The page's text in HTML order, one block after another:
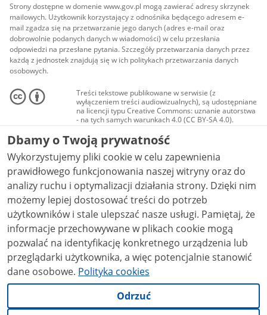
Strony dostępne w domenie www.gov.pl mogą zawierać adresy skrzynek
mailowych. Użytkownik korzystający z odnośnika będącego adresem e-
mail zgadza się na przetwarzanie jego danych (adres e-mail oraz
dobrowolnie podanych danych w wiadomości) w celu przesłania
odpowiedzi na przesłane pytania. Szczegóły przetwarzania danych przez
każdą z jednostek znajdują się w ich politykach przetwarzania danych
osobowych.
Treści tekstowe publikowane w serwisie (z
wyłączeniem treści audiowizualnych), są udostępniane
na licencji typu Creative Commons: uznanie autorstwa
- na tych samych warunkach 4.0 (CC BY-SA 4.0).
Materiały audiowizualne, w tym zdjęcia, materiały
audio i wideo, są udostępniane na licencji typu
Creative Commons: uznanie autorstwa użycie
niekomercyjne - bez utworów zależnych 4.0 (CC BY-
NC-ND 4.0), o ile nie jest to stwierdzone inaczej.
Dbamy o Twoją prywatność
Wykorzystujemy pliki cookie w celu zapewnienia
prawidłowego funkcjonowania naszej witryny oraz do
analizy ruchu i optymalizacji działania strony. Dzięki nim
możemy lepiej dostosować treści do potrzeb
użytkowników i stale ulepszać nasze usługi. Pamiętaj, że
informacje przechowywane w plikach cookie mogą
pozwalać na identyfikację konkretnego urządzenia lub
przeglądarki użytkownika, a więc potencjalnie stanowić
dane osobowe. Polityka cookies
Odrzuć